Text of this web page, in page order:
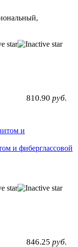
810.90 руб.
и фиберглассовой
846.25 руб.